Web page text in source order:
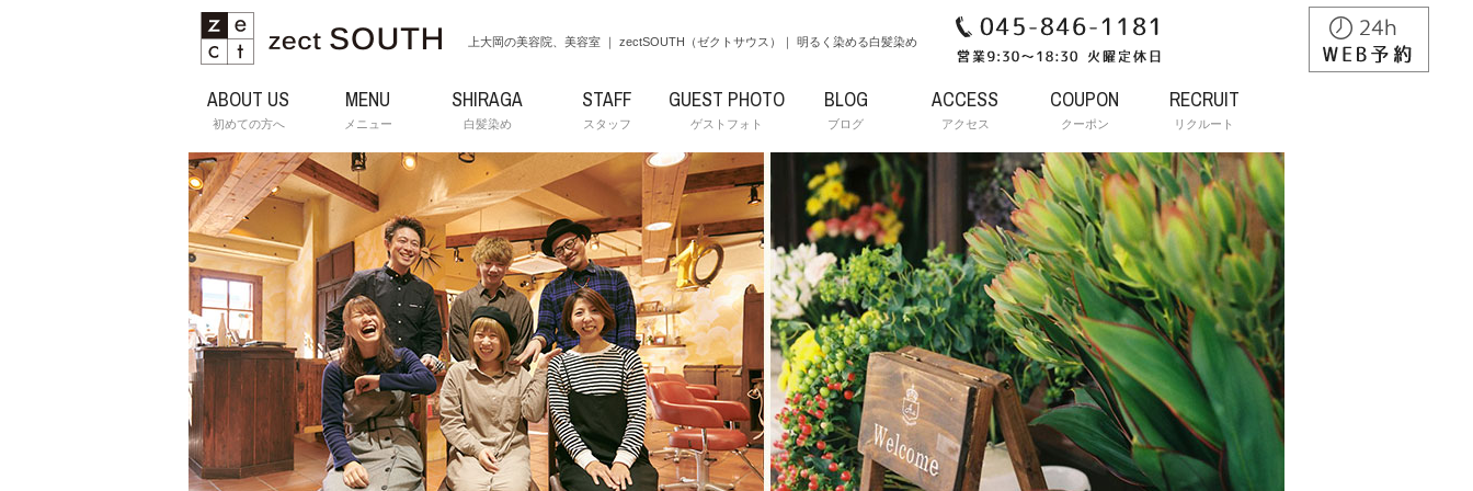
上大岡の美容院、美容室 ｜ zectSOUTH（ゼクトサウス）｜ 明るく染める白髪染め
ABOUT US
初めての方へ
MENU
メニュー
SHIRAGA
白髪染め
STAFF
スタッフ
GUEST PHOTO
ゲストフォト
BLOG
ブログ
ACCESS
アクセス
COUPON
クーポン
RECRUIT
リクルート